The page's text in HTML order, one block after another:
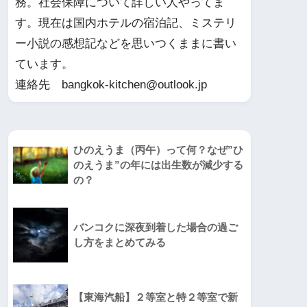
す。現在は国内ホテルの宿泊記、ミステリ
ー小説の感想記などを思いつくままに書い
ています。
連絡先 bangkok-kitchen@outlook.jp
ひのえうま（丙午）って何？なぜ”ひ
のえうま”の年には出生数が減少する
の？
バンコクに深夜到着した場合の過ご
し方をまとめてみる
【東海汽船】２等室と特２等室で新